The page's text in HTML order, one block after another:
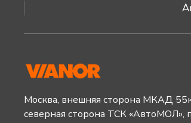
Москва, внешняя сторона МКАД
северная сторона ТСК «АвтоМОЛ»,